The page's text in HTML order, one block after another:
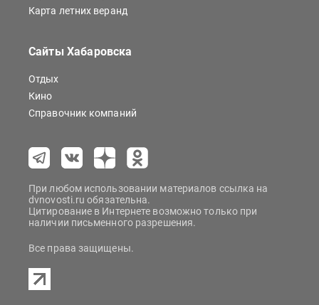
Карта летних веранд
Сайты Хабаровска
Отдых
Кино
Справочник компаний
При любом использовании материалов ссылка на
dvnovosti.ru обязательна.
Цитирование в Интернете возможно только при
наличии письменного разрешения.
Все права защищены.